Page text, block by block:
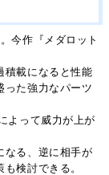
今作『メダロット
積載になると性能
った強力なパーツ
よって威力が上が
なる、逆に相手が
検討できる。